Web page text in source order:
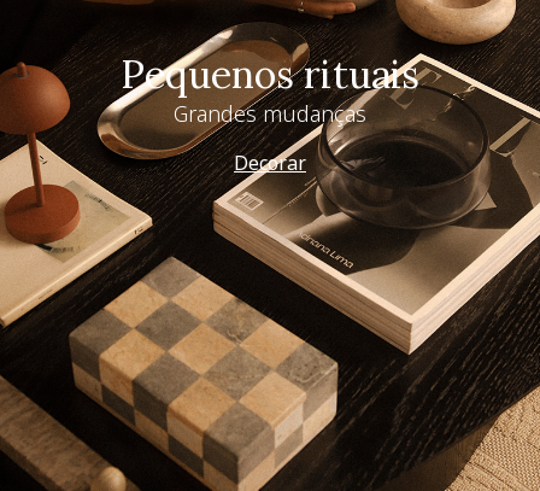
Pequenos rituais
Grandes mudanças
Decorar